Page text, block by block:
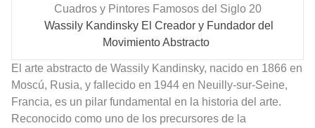
Cuadros y Pintores Famosos del Siglo 20
Wassily Kandinsky El Creador y Fundador del
Movimiento Abstracto
El arte abstracto de Wassily Kandinsky, nacido en 1866 en
Moscú, Rusia, y fallecido en 1944 en Neuilly-sur-Seine,
Francia, es un pilar fundamental en la historia del arte.
Reconocido como uno de los precursores de la